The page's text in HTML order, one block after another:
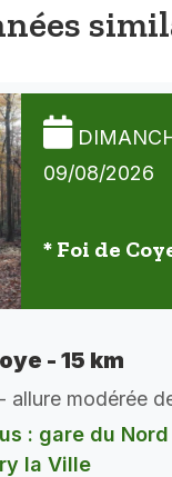
09/08/2026
* Foi de
- 15 km
allure modérée
: gare du Nord
la Ville